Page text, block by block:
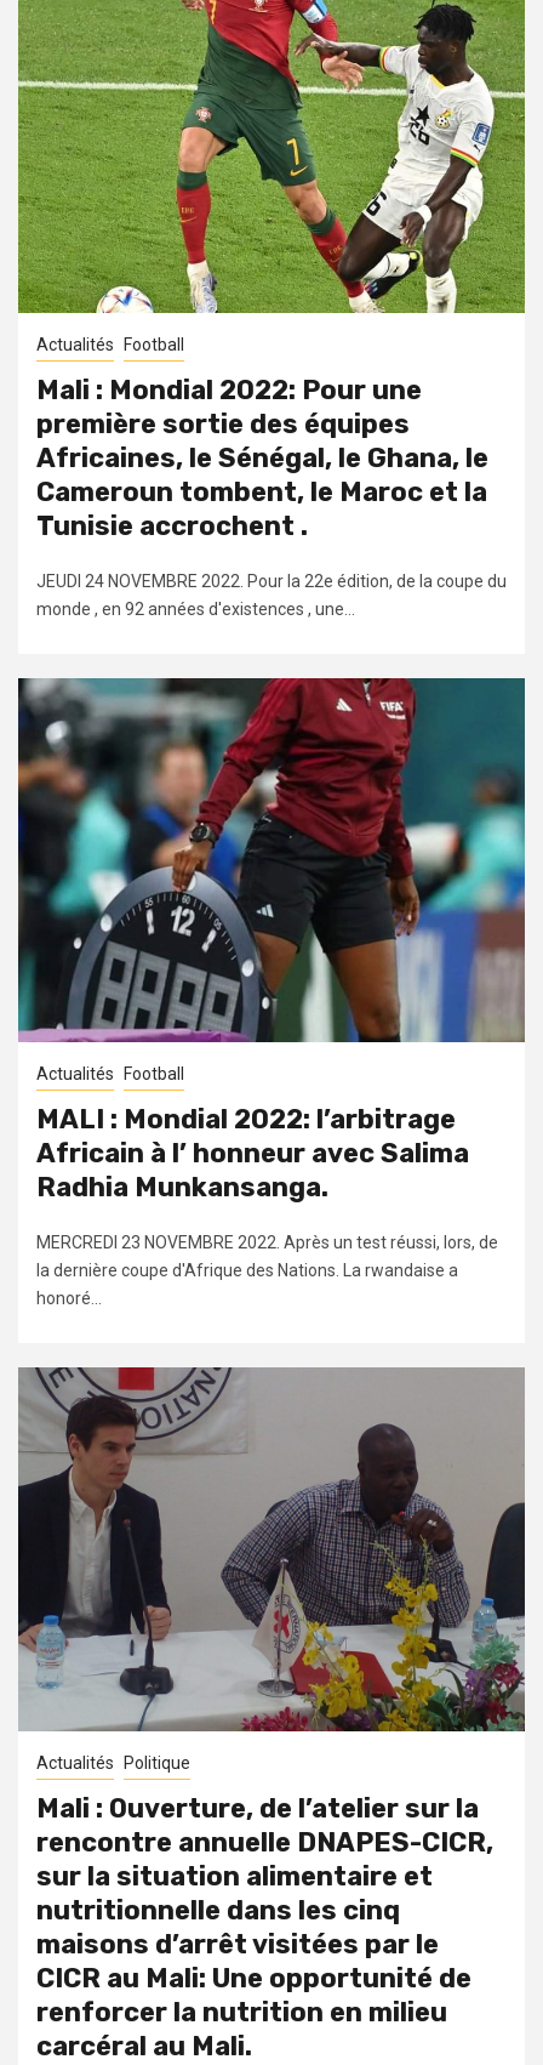
Actualités Football
Mali : Mondial 2022: Pour une
première sortie des équipes
Africaines, le Sénégal, le Ghana, le
Cameroun tombent, le Maroc et la
Tunisie accrochent .
JEUDI 24 NOVEMBRE 2022. Pour la 22e édition, de la coupe du
monde , en 92 années d'existences , une...
Actualités Football
MALI : Mondial 2022: l’arbitrage
Africain à l’ honneur avec Salima
Radhia Munkansanga.
MERCREDI 23 NOVEMBRE 2022. Après un test réussi, lors, de
la dernière coupe d'Afrique des Nations. La rwandaise a
honoré...
Actualités Politique
Mali : Ouverture, de l’atelier sur la
rencontre annuelle DNAPES-CICR,
sur la situation alimentaire et
nutritionnelle dans les cinq
maisons d’arrêt visitées par le
CICR au Mali: Une opportunité de
renforcer la nutrition en milieu
carcéral au Mali.